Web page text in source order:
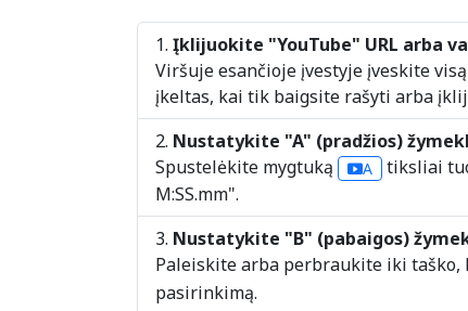
Įklijuokite "YouTube" URL arba
Viršuje esančioje įvestyje įveskite
įkeltas, kai tik baigsite rašyti arba
Nustatykite "A" (pradžios)
Spustelėkite mygtuką
A
tiksliai
M:SS.mm".
Nustatykite "B" (pabaigos)
Paleiskite arba perbraukite iki
pasirinkimą.